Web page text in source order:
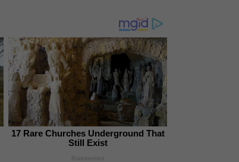
17 Rare Churches Underground That
Still Exist
Brainberries